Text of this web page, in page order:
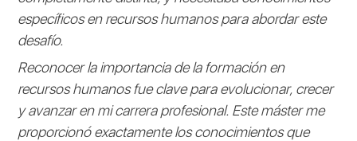
específicos en recursos humanos para abordar este
desafío.
Reconocer la importancia de la formación en
recursos humanos fue clave para evolucionar, crecer
y avanzar en mi carrera profesional. Este máster me
proporcionó exactamente los conocimientos que